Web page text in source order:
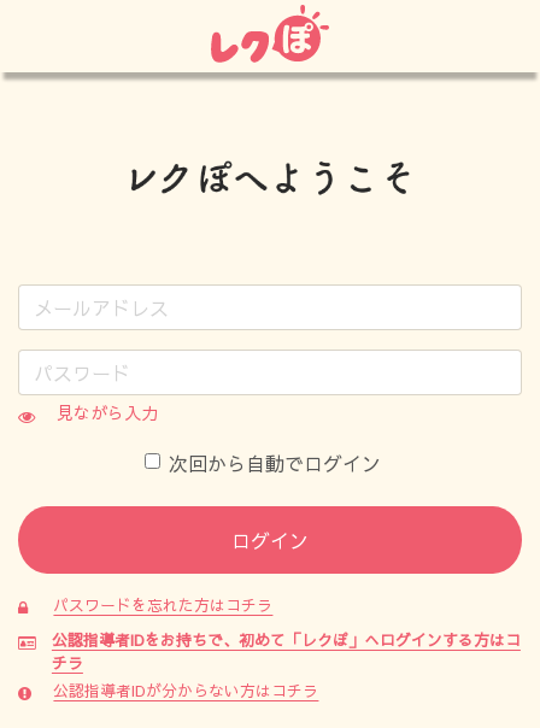
見ながら入力
次回から自動でログイン
ログイン
パスワードを忘れた方はコチラ
公認指導者IDをお持ちで、初めて「レクぽ」へログインする方はコ
チラ
公認指導者IDが分からない方はコチラ